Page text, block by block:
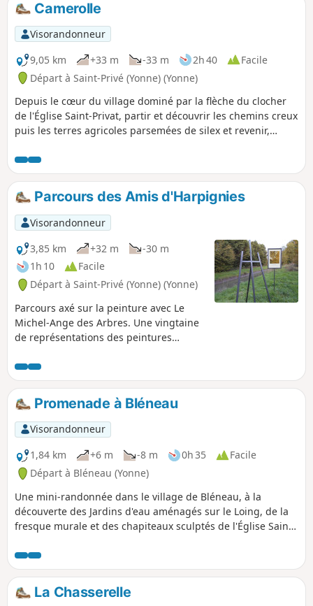
Camerolle
Visorandonneur
9,05 km
+33 m -33 m 2h 40
Facile
Départ à Saint-Privé (Yonne) (Yonne)
Depuis le cœur du village dominé par la flèche du clocher
de l'Église Saint-Privat, partir et découvrir les chemins creux
puis les terres agricoles parsemées de silex et revenir,
longeant la Rigole de Saint-Privé.
Parcours des Amis d'Harpignies
Visorandonneur
3,85 km
+32 m
-30 m
1h 10
Facile
Départ à Saint-Privé (Yonne) (Yonne)
Parcours axé sur la peinture avec Le
Michel-Ange des Arbres. Une vingtaine
de représentations des peintures
balade au milieu des arbres, chemins
creux et points de vue de Puisaye.Saint-
Privé est classé dans les villages "Cités
de caractères de Bourgogne - Franche-
Comté".
Promenade à Bléneau
Visorandonneur
1,84 km
+6 m -8 m 0h 35
Facile
Départ à Bléneau (Yonne)
Une mini-randonnée dans le village de Bléneau, à la
découverte des Jardins d'eau aménagés sur le Loing, de la
fresque murale et des chapiteaux sculptés de l'Église Saint-
La Chasserelle